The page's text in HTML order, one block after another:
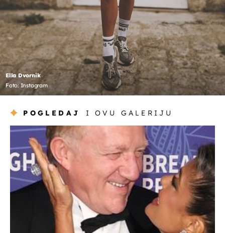
Ella Dvornik
Foto: Instagram
POGLEDAJ I OVU GALERIJU